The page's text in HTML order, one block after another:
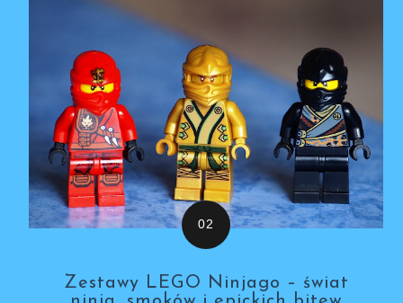
Zestawy LEGO Ninjago – świat